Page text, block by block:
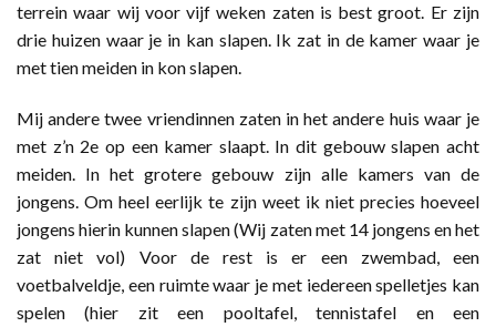
terrein waar wij voor vijf weken zaten is best groot. Er zijn
drie huizen waar je in kan slapen. Ik zat in de kamer waar je
met tien meiden in kon slapen.
Mij andere twee vriendinnen zaten in het andere huis waar je
met z’n 2e op een kamer slaapt. In dit gebouw slapen acht
meiden. In het grotere gebouw zijn alle kamers van de
jongens. Om heel eerlijk te zijn weet ik niet precies hoeveel
jongens hierin kunnen slapen (Wij zaten met 14 jongens en het
zat niet vol) Voor de rest is er een zwembad, een
voetbalveldje, een ruimte waar je met iedereen spelletjes kan
spelen (hier zit een pooltafel, tennistafel en een